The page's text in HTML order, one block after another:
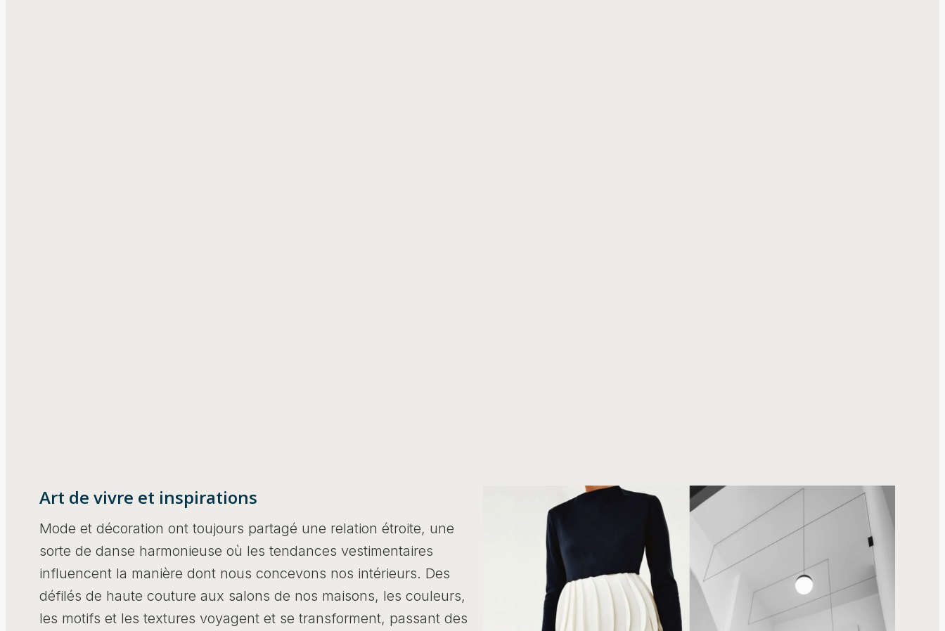
Art de vivre et inspirations
Mode et décoration ont toujours partagé une relation étroite, une
sorte de danse harmonieuse où les tendances vestimentaires
influencent la manière dont nous concevons nos intérieurs. Des
défilés de haute couture aux salons de nos maisons, les couleurs,
les motifs et les textures voyagent et se transforment, passant des